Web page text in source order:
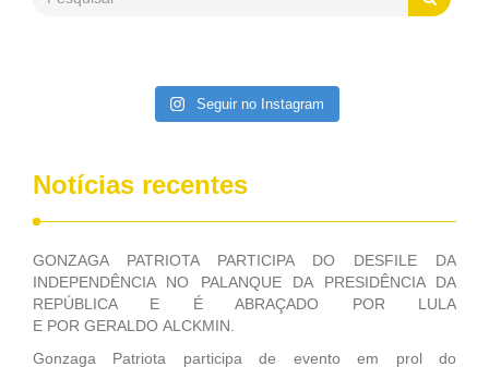
Patriota disse ainda que, mesmo sem mandato,
Seguir no Instagram
Notícias recentes
GONZAGA PATRIOTA PARTICIPA DO DESFILE DA
INDEPENDÊNCIA NO PALANQUE DA PRESIDÊNCIA DA
REPÚBLICA E É ABRAÇADO POR LULA
E POR GERALDO ALCKMIN.
Gonzaga Patriota participa de evento em prol do